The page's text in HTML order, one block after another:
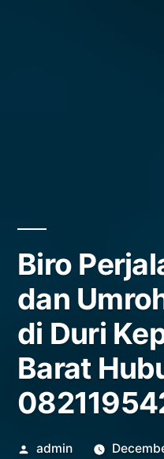
Biro
dan
di Duri
Barat
Posted
admin